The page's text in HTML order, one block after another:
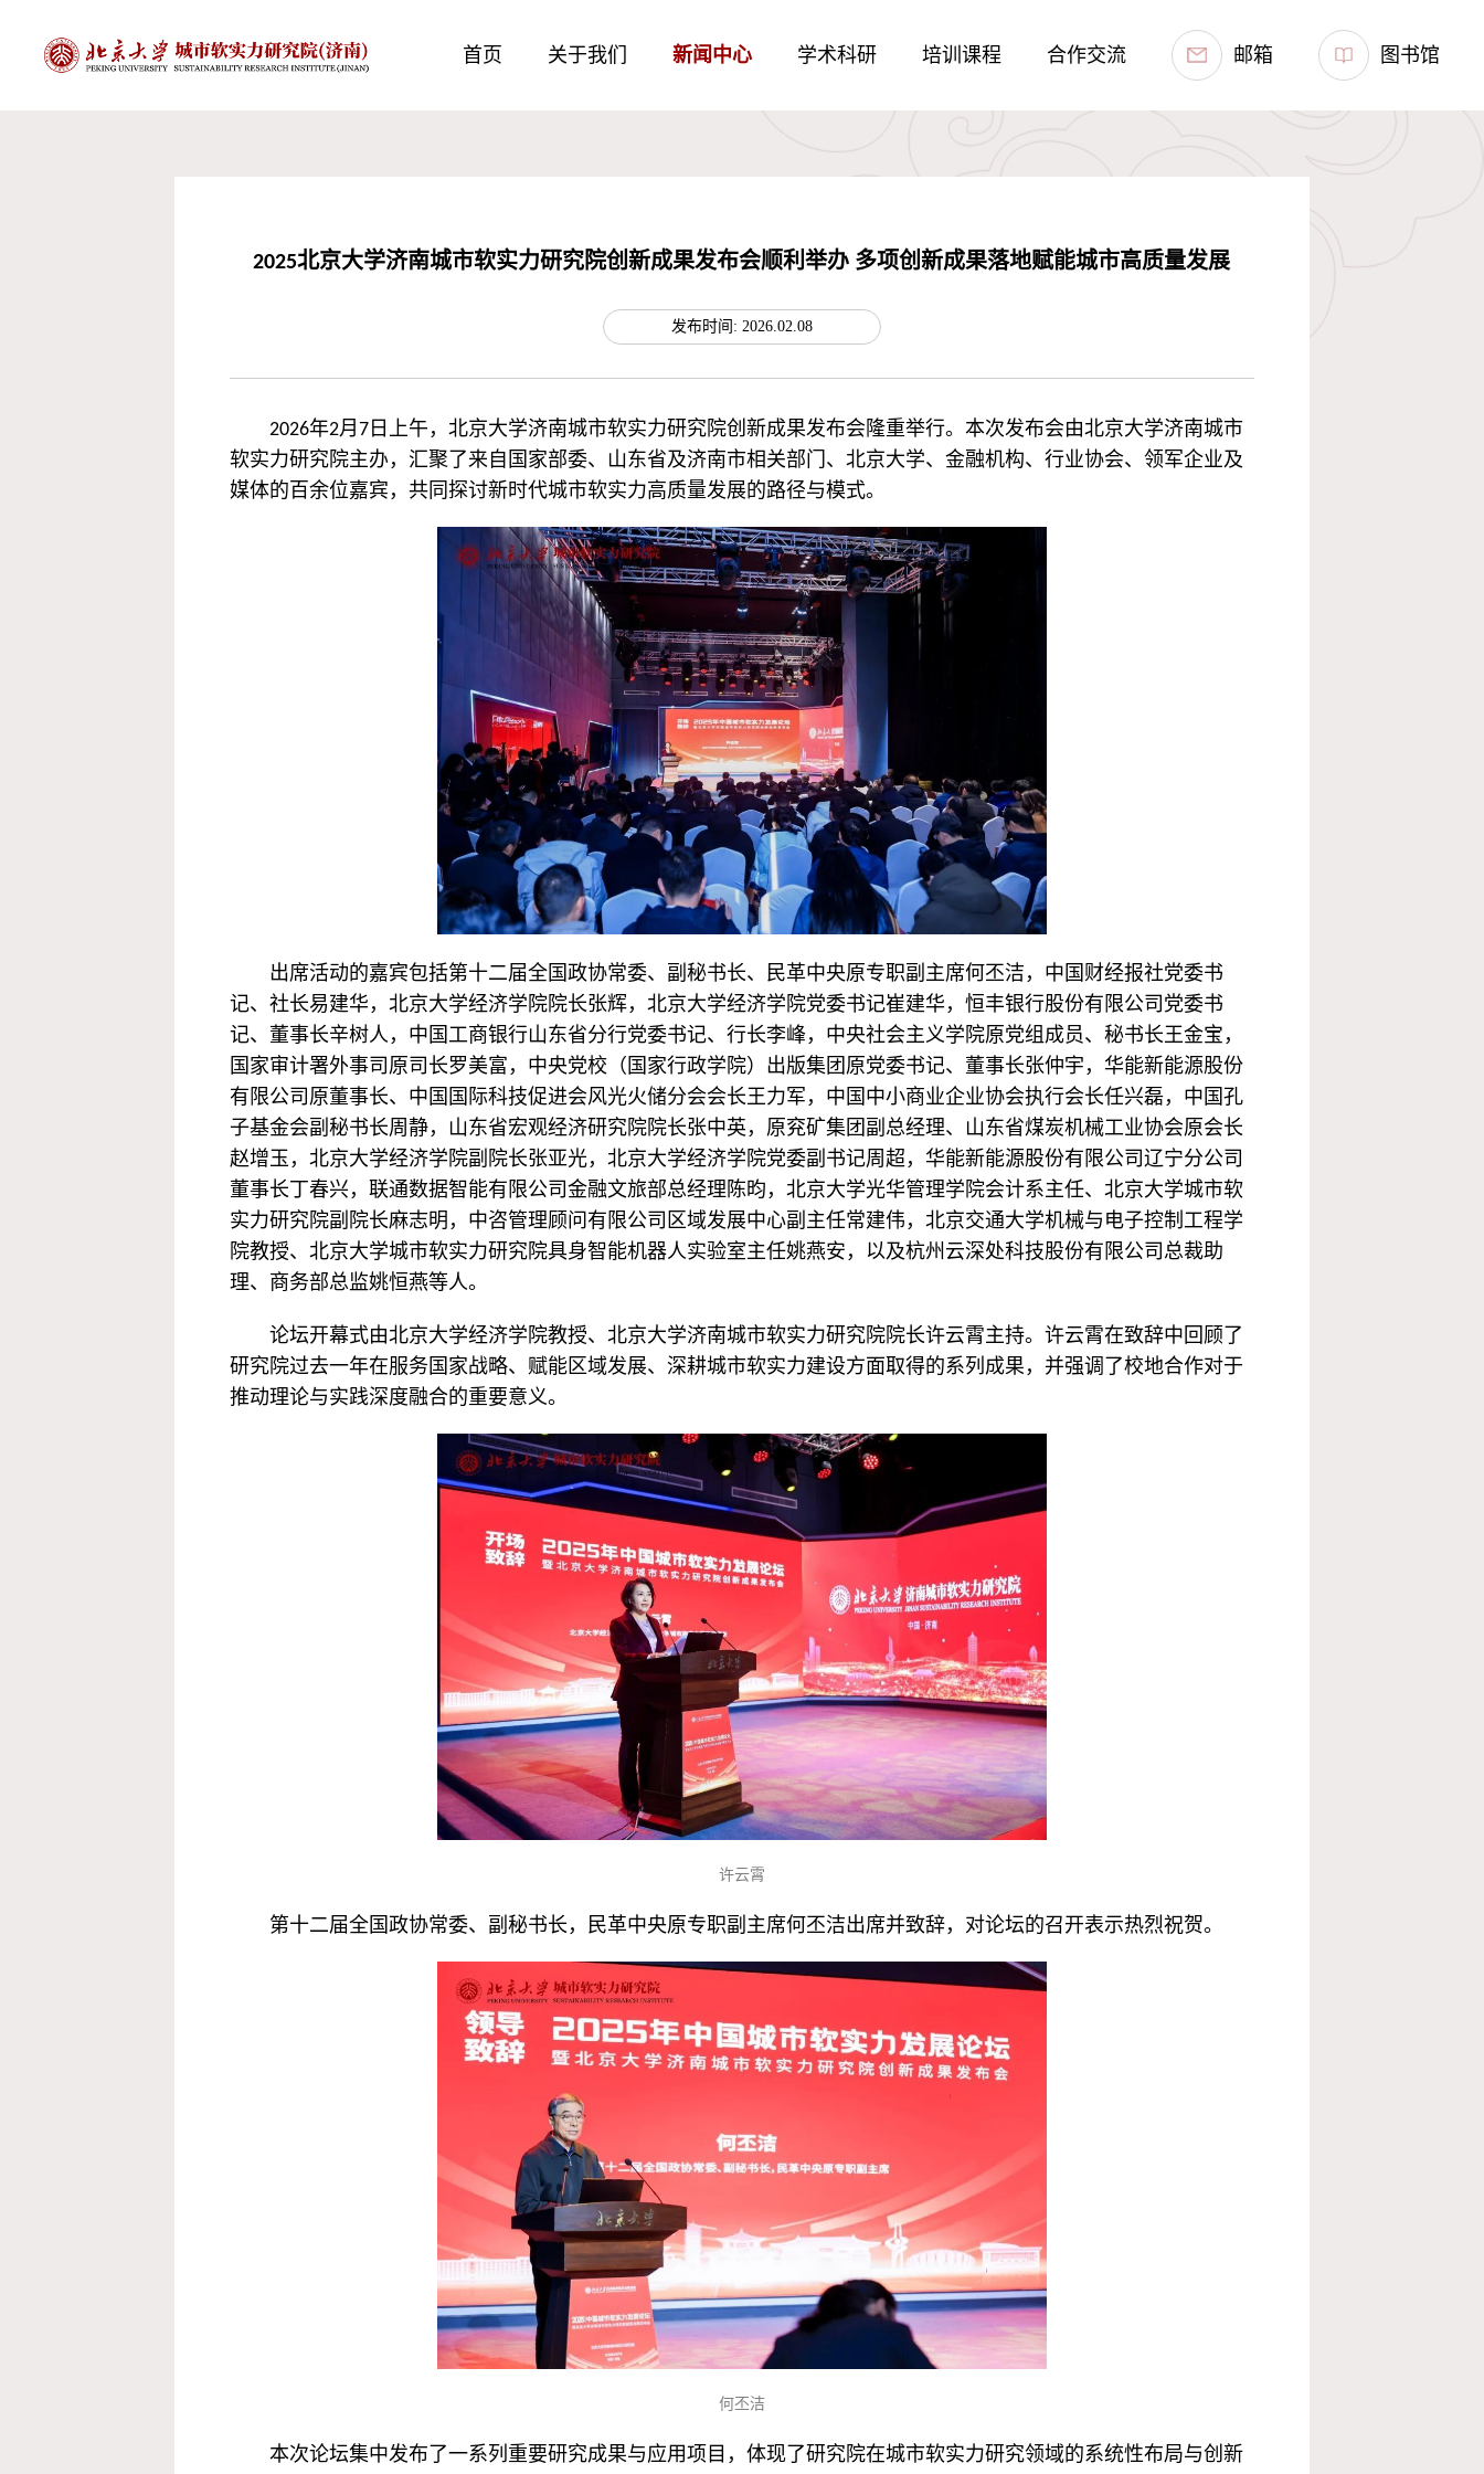
首页 关于我们 新闻中心 学术科研 培训课程 合作交流 邮箱 图书馆
2025北京大学济南城市软实力研究院创新成果发布会顺利举办 多项创新成果落地赋能城市高质量发展
发布时间: 2026.02.08
2026年2月7日上午，北京大学济南城市软实力研究院创新成果发布会隆重举行。本次发布会由北京大学济南城市
软实力研究院主办，汇聚了来自国家部委、山东省及济南市相关部门、北京大学、金融机构、行业协会、领军企业及
媒体的百余位嘉宾，共同探讨新时代城市软实力高质量发展的路径与模式。
出席活动的嘉宾包括第十二届全国政协常委、副秘书长、民革中央原专职副主席何丕洁，中国财经报社党委书
记、社长易建华，北京大学经济学院院长张辉，北京大学经济学院党委书记崔建华，恒丰银行股份有限公司党委书
记、董事长辛树人，中国工商银行山东省分行党委书记、行长李峰，中央社会主义学院原党组成员、秘书长王金宝，
国家审计署外事司原司长罗美富，中央党校（国家行政学院）出版集团原党委书记、董事长张仲宇，华能新能源股份
有限公司原董事长、中国国际科技促进会风光火储分会会长王力军，中国中小商业企业协会执行会长任兴磊，中国孔
子基金会副秘书长周静，山东省宏观经济研究院院长张中英，原兖矿集团副总经理、山东省煤炭机械工业协会原会长
赵增玉，北京大学经济学院副院长张亚光，北京大学经济学院党委副书记周超，华能新能源股份有限公司辽宁分公司
董事长丁春兴，联通数据智能有限公司金融文旅部总经理陈昀，北京大学光华管理学院会计系主任、北京大学城市软
实力研究院副院长麻志明，中咨管理顾问有限公司区域发展中心副主任常建伟，北京交通大学机械与电子控制工程学
院教授、北京大学城市软实力研究院具身智能机器人实验室主任姚燕安，以及杭州云深处科技股份有限公司总裁助
理、商务部总监姚恒燕等人。
论坛开幕式由北京大学经济学院教授、北京大学济南城市软实力研究院院长许云霄主持。许云霄在致辞中回顾了
研究院过去一年在服务国家战略、赋能区域发展、深耕城市软实力建设方面取得的系列成果，并强调了校地合作对于
推动理论与实践深度融合的重要意义。
许云霄
第十二届全国政协常委、副秘书长，民革中央原专职副主席何丕洁出席并致辞，对论坛的召开表示热烈祝贺。
何丕洁
本次论坛集中发布了一系列重要研究成果与应用项目，体现了研究院在城市软实力研究领域的系统性布局与创新